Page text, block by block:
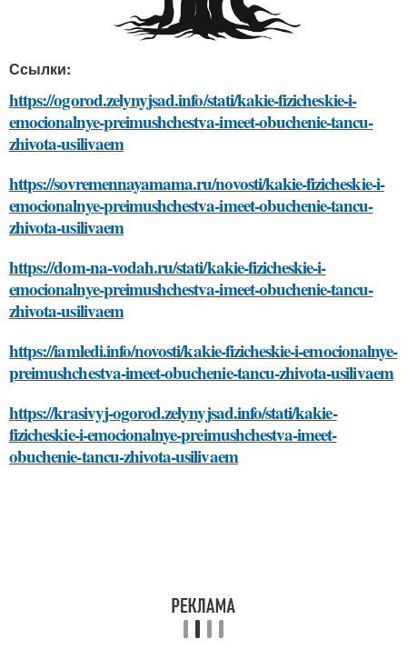
Ссылки:
https://ogorod.zelynyjsad.info/stati/kakie-fizicheskie-i-
emocionalnye-preimushchestva-imeet-obuchenie-tancu-
zhivota-usilivaem
https://sovremennayamama.ru/novosti/kakie-fizicheskie-i-
emocionalnye-preimushchestva-imeet-obuchenie-tancu-
zhivota-usilivaem
https://dom-na-vodah.ru/stati/kakie-fizicheskie-i-
emocionalnye-preimushchestva-imeet-obuchenie-tancu-
zhivota-usilivaem
https://iamledi.info/novosti/kakie-fizicheskie-i-emocionalnye-
preimushchestva-imeet-obuchenie-tancu-zhivota-usilivaem
https://krasivyj-ogorod.zelynyjsad.info/stati/kakie-
fizicheskie-i-emocionalnye-preimushchestva-imeet-
obuchenie-tancu-zhivota-usilivaem